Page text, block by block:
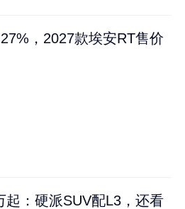
，2027款埃安RT售价
起：硬派SUV配L3，还看